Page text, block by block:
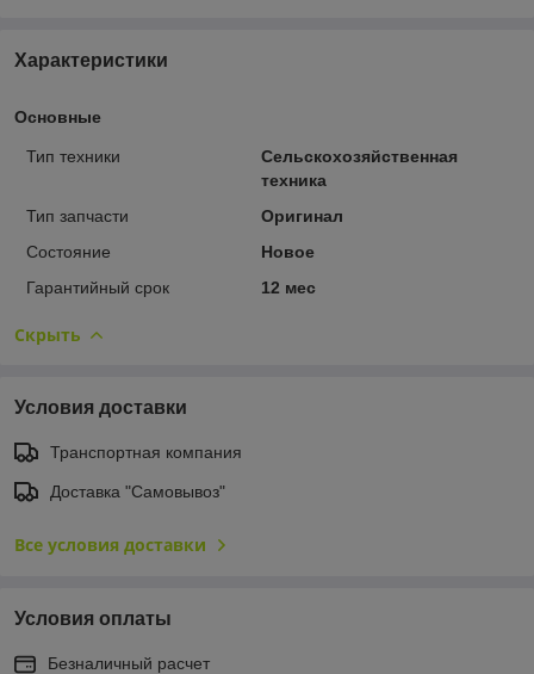
Характеристики
Основные
Тип техники
Сельскохозяйственная
техника
Тип запчасти
Оригинал
Состояние
Новое
Гарантийный срок
12 мес
Скрыть
Условия доставки
Транспортная компания
Доставка "Самовывоз"
Все условия доставки
Условия оплаты
Безналичный расчет